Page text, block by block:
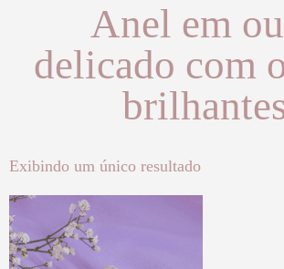
Anel em
delicado com
Exibindo um único resultado